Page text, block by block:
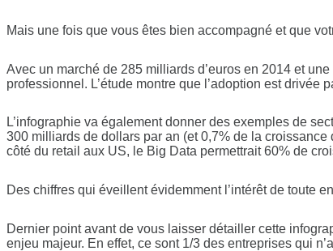
Mais une fois que vous êtes bien accompagné et que
Avec un marché de 285 milliards d’euros en 2014 et
professionnel. L’étude montre que l’adoption est
L’infographie va également donner des exemples de
300 milliards de dollars par an (et 0,7% de la
côté du retail aux US, le Big Data permettrait 60% de
Des chiffres qui éveillent évidemment l’intérêt de toute
Dernier point avant de vous laisser détailler cette
enjeu majeur. En effet, ce sont 1/3 des entreprises qui